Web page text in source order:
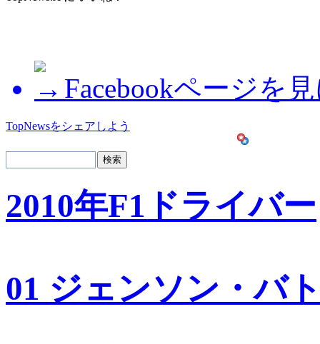
Facebookページを
TopNewsをシェアしよう
2010年F1ドライバー
01 ジェンソン・バ